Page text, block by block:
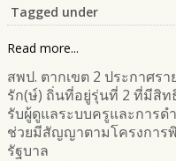
Tagged under
Read more...
สพป. ตากเขต 2 ประกาศร
รัก(ษ์) ถิ่นที่อยู่รุ่นที่ 2 ที่มีสิท
รับผู้ดูแลระบบครูและการด
ช่วยมีสัญญาตามโครงการ
รัฐบาล